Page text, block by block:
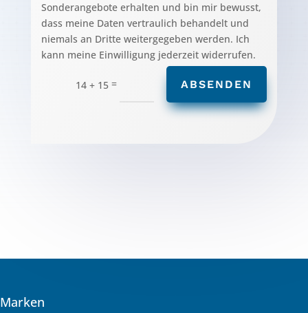
Sonderangebote erhalten und bin mir bewusst,
dass meine Daten vertraulich behandelt und
niemals an Dritte weitergegeben werden. Ich
kann meine Einwilligung jederzeit widerrufen.
14 + 15 = ABSENDEN
Marken